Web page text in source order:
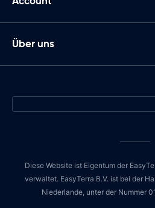
Über uns
Diese Website ist Eigentum der
verwaltet. EasyTerra B.V. ist bei der
Niederlande, unter der Nummer